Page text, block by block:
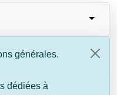
générales.
dédiées à